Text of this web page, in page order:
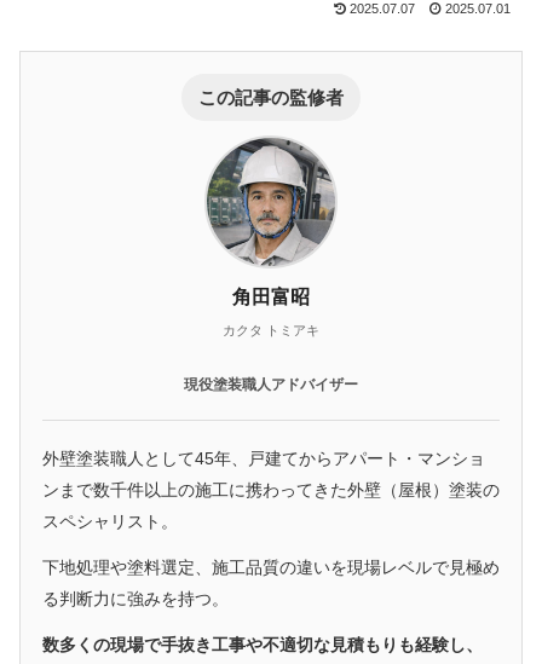
2025.07.07 2025.07.01
この記事の監修者
角田富昭
カクタ トミアキ
現役塗装職人アドバイザー
外壁塗装職人として45年、戸建てからアパート・マンショ
ンまで数千件以上の施工に携わってきた外壁（屋根）塗装の
スペシャリスト。
下地処理や塗料選定、施工品質の違いを現場レベルで見極め
る判断力に強みを持つ。
数多くの現場で手抜き工事や不適切な見積もりも経験し、